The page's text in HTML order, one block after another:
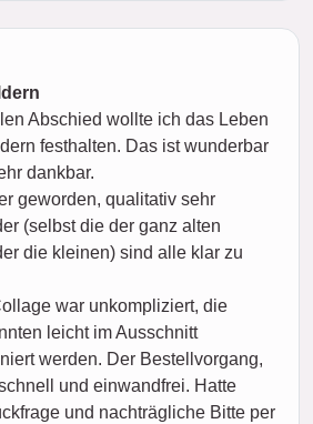
Abschied wollte ich das Leben
festhalten. Das ist wunderbar
dankbar.
geworden, qualitativ sehr
(selbst die der ganz alten
die kleinen) sind alle klar zu
war unkompliziert, die
leicht im Ausschnitt
werden. Der Bestellvorgang,
und einwandfrei. Hatte
und nachträgliche Bitte per